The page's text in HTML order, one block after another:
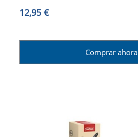
12,95 €
Comprar ahora